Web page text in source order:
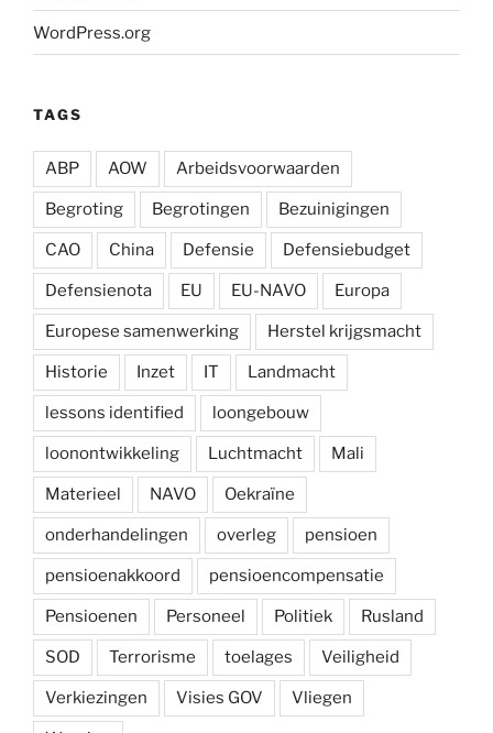
WordPress.org
TAGS
ABP AOW Arbeidsvoorwaarden
Begroting Begrotingen Bezuinigingen
CAO China Defensie Defensiebudget
Defensienota EU EU-NAVO Europa
Europese samenwerking Herstel krijgsmacht
Historie Inzet IT Landmacht
lessons identified loongebouw
loonontwikkeling Luchtmacht Mali
Materieel NAVO Oekraïne
onderhandelingen overleg pensioen
pensioenakkoord pensioencompensatie
Pensioenen Personeel Politiek Rusland
SOD Terrorisme toelages Veiligheid
Verkiezingen Visies GOV Vliegen